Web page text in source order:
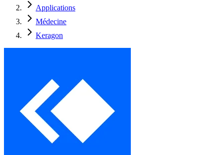
Applications
Médecine
Keragon